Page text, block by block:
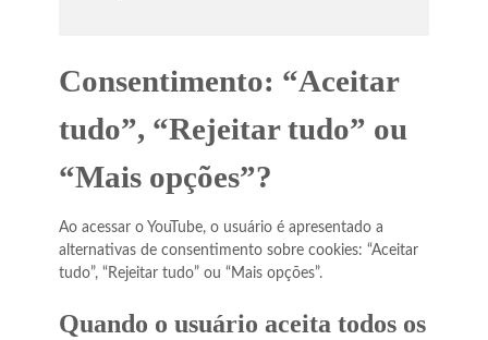
Consentimento: “Aceitar
tudo”, “Rejeitar tudo” ou
“Mais opções”?
Ao acessar o YouTube, o usuário é apresentado a
alternativas de consentimento sobre cookies: “Aceitar
tudo”, “Rejeitar tudo” ou “Mais opções”.
Quando o usuário aceita todos os